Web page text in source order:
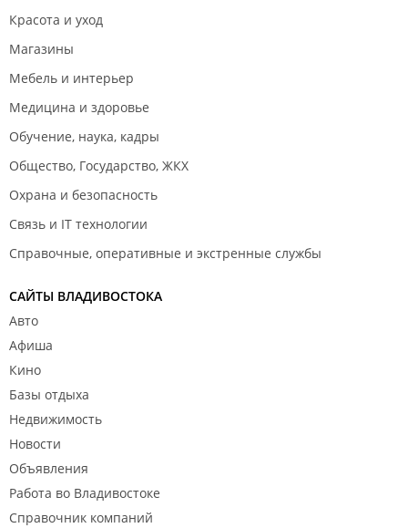
Красота и уход
Магазины
Мебель и интерьер
Медицина и здоровье
Обучение, наука, кадры
Общество, Государство, ЖКХ
Охрана и безопасность
Связь и IT технологии
Справочные, оперативные и экстренные службы
САЙТЫ ВЛАДИВОСТОКА
Авто
Афиша
Кино
Базы отдыха
Недвижимость
Новости
Объявления
Работа во Владивостоке
Справочник компаний